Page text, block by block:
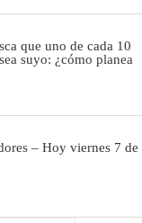
que uno de cada 10
suyo: ¿cómo planea
– Hoy viernes 7 de